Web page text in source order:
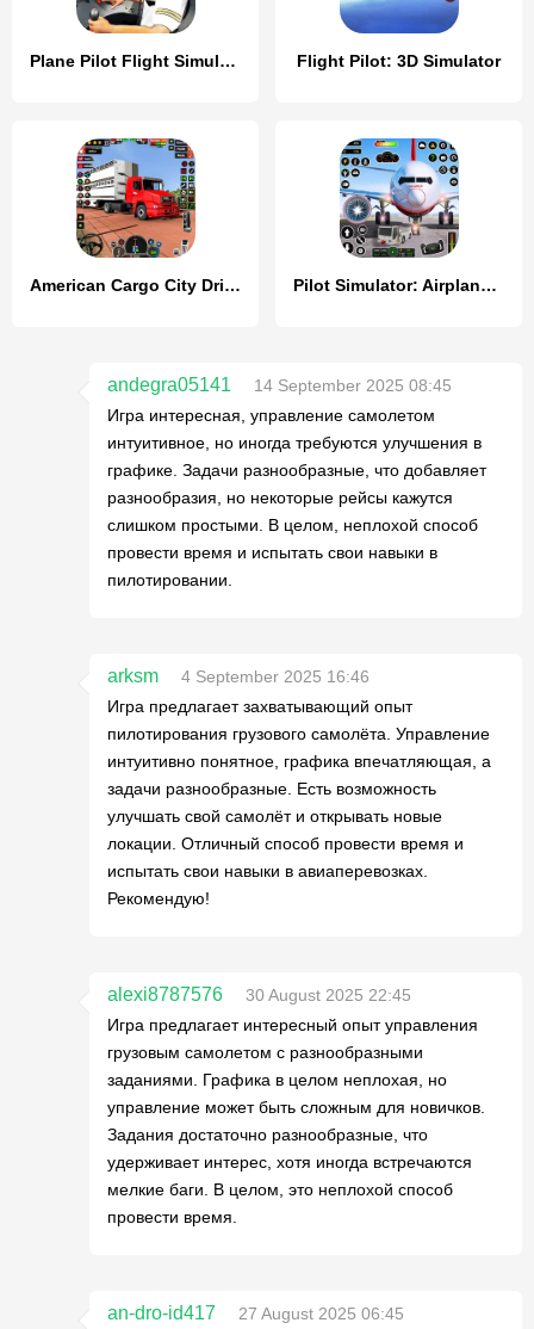
Plane Pilot Flight Simulator Flight Pilot: 3D Simulator
American Cargo City Driving 3D Pilot Simulator: Airplane Game
andegra05141
14 September 2025 08:45
Игра интересная, управление самолетом
интуитивное, но иногда требуются улучшения в
графике. Задачи разнообразные, что добавляет
разнообразия, но некоторые рейсы кажутся
слишком простыми. В целом, неплохой способ
провести время и испытать свои навыки в
пилотировании.
arksm
4 September 2025 16:46
Игра предлагает захватывающий опыт
пилотирования грузового самолёта. Управление
интуитивно понятное, графика впечатляющая, а
задачи разнообразные. Есть возможность
улучшать свой самолёт и открывать новые
локации. Отличный способ провести время и
испытать свои навыки в авиаперевозках.
Рекомендую!
alexi8787576
30 August 2025 22:45
Игра предлагает интересный опыт управления
грузовым самолетом с разнообразными
заданиями. Графика в целом неплохая, но
управление может быть сложным для новичков.
Задания достаточно разнообразные, что
удерживает интерес, хотя иногда встречаются
мелкие баги. В целом, это неплохой способ
провести время.
an-dro-id417
27 August 2025 06:45